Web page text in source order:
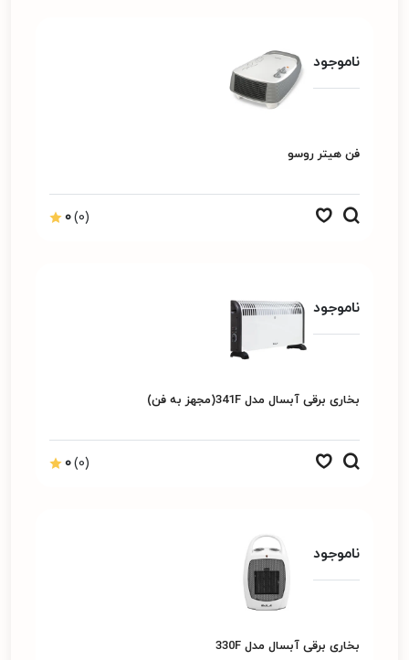
ناموجود
فن هیتر روسو
0(0)
ناموجود
بخاری برقی آبسال مدل 341F(مجهز به فن)
0(0)
ناموجود
بخاری برقی آبسال مدل 330F